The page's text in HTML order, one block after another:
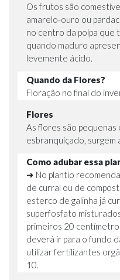
Os frutos são
amarelo-ouro ou
no centro da polpa que
quando maduro
levemente ácido.
Quando da Flores?
Floração no final do
Flores
As flores são
esbranquiçado, surgem
Como adubar essa
➜ No plantio
de curral ou de
esterco de galinha já
superfosfato
primeiros 20
deverá ir para o fundo
utilizar fertilizantes
10.